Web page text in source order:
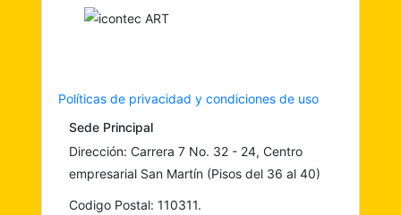
Sede Principal
Dirección: Carrera 7 No. 32 - 24, Centro
empresarial San Martín (Pisos del 36 al 40)
Codigo Postal: 110311.
Políticas de privacidad y condiciones de uso